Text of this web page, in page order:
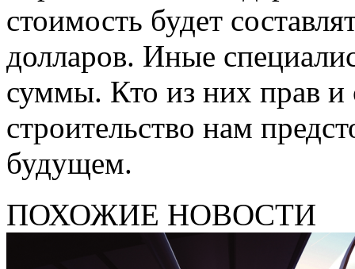
стоимость будет
долларов. Иные
суммы. Кто из них прав и
строительство нам
будущем.
ПОХОЖИЕ НОВОСТИ